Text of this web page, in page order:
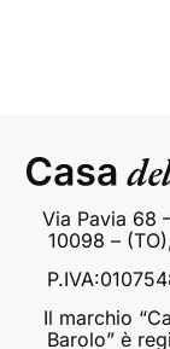
Via Pavia 68
10098 –
Il marchio
Barolo” è